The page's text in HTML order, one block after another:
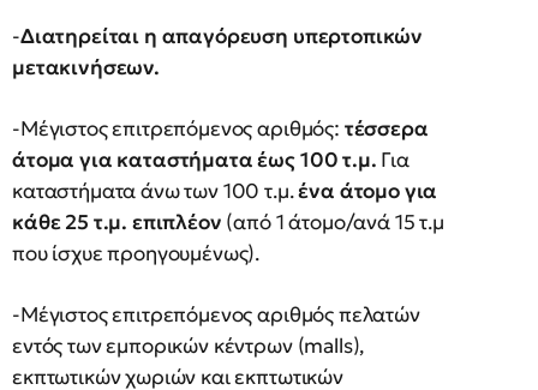
-Διατηρείται η απαγόρευση υπερτοπικών
μετακινήσεων.
-Μέγιστος επιτρεπόμενος αριθμός: τέσσερα
άτομα για καταστήματα έως 100 τ.μ. Για
καταστήματα άνω των 100 τ.μ.ένα άτομο για
κάθε 25 τ.μ. επιπλέον (από 1 άτομο/ανά 15 τ.μ
που ίσχυε προηγουμένως).
-Μέγιστος επιτρεπόμενος αριθμός πελατών
εντός των εμπορικών κέντρων (malls),
εκπτωτικών χωριών και εκπτωτικών